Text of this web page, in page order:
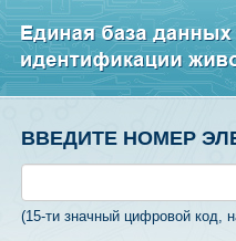
ВВЕДИТЕ НОМЕР
(15-ти значный цифровой код,